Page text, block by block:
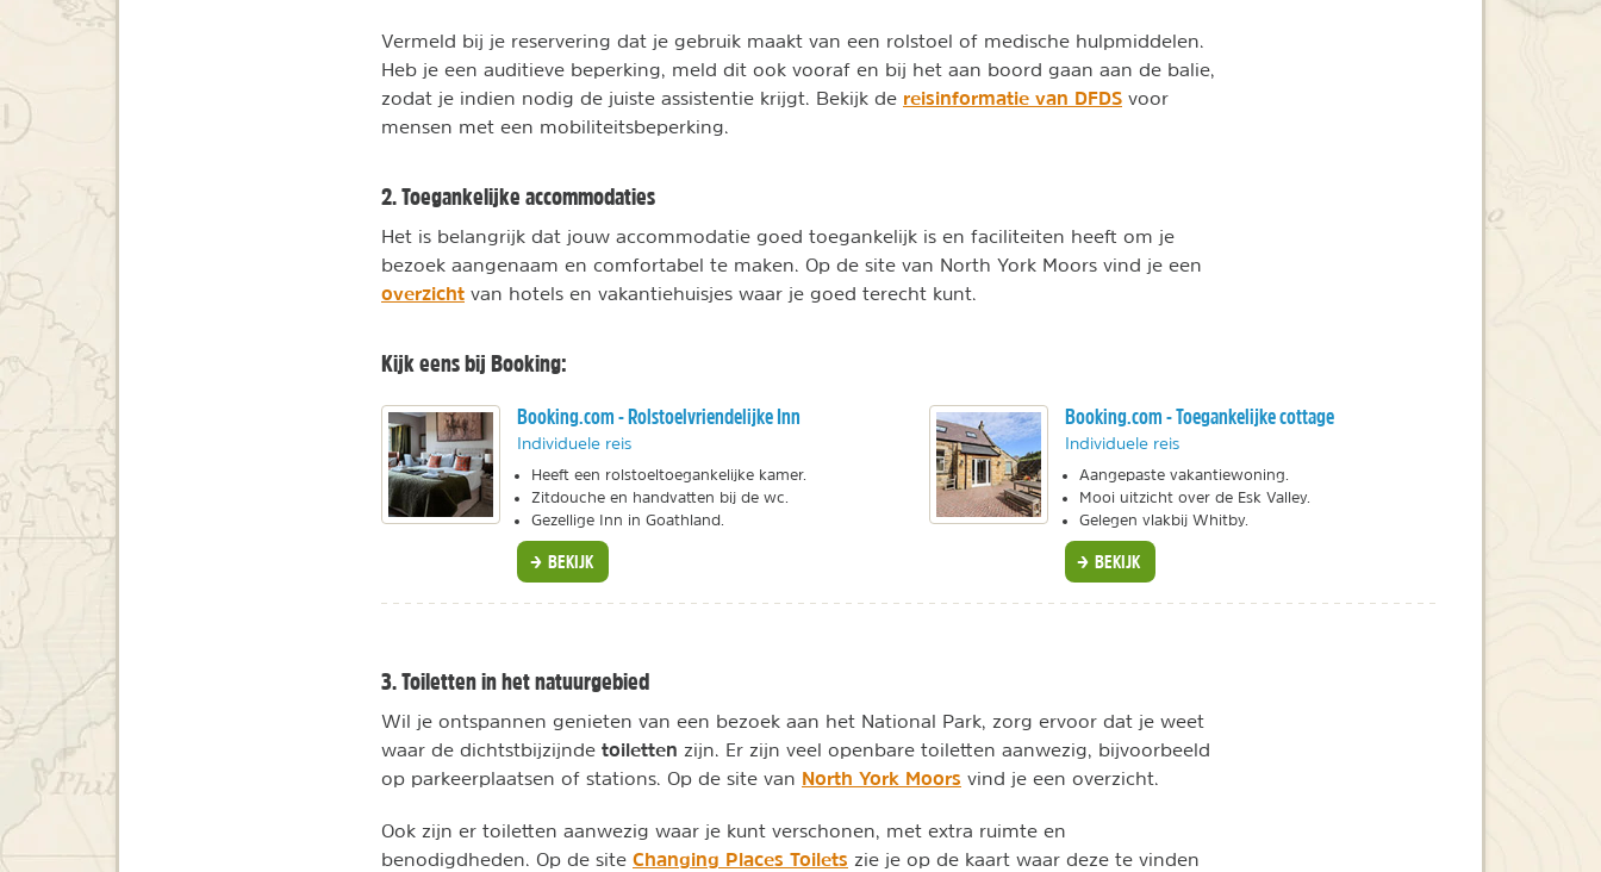
Vermeld bij je reservering dat je gebruik maakt van een rolstoel of medische hulpmiddelen.
Heb je een auditieve beperking, meld dit ook vooraf en bij het aan boord gaan aan de balie,
zodat je indien nodig de juiste assistentie krijgt. Bekijk de reisinformatie van DFDS voor
mensen met een mobiliteitsbeperking.
2. Toegankelijke accommodaties
Het is belangrijk dat jouw accommodatie goed toegankelijk is en faciliteiten heeft om je
bezoek aangenaam en comfortabel te maken. Op de site van North York Moors vind je een
overzicht van hotels en vakantiehuisjes waar je goed terecht kunt.
Kijk eens bij Booking:
Booking.com - Rolstoelvriendelijke Inn
Individuele reis
Heeft een rolstoeltoegankelijke kamer.
Zitdouche en handvatten bij de wc.
Gezellige Inn in Goathland.
BEKIJK
Booking.com - Toegankelijke cottage
Individuele reis
Aangepaste vakantiewoning.
Mooi uitzicht over de Esk Valley.
Gelegen vlakbij Whitby.
BEKIJK
3. Toiletten in het natuurgebied
Wil je ontspannen genieten van een bezoek aan het National Park, zorg ervoor dat je weet
waar de dichtstbijzijnde toiletten zijn. Er zijn veel openbare toiletten aanwezig, bijvoorbeeld
op parkeerplaatsen of stations. Op de site van North York Moors vind je een overzicht.
Ook zijn er toiletten aanwezig waar je kunt verschonen, met extra ruimte en
benodigdheden. Op de site Changing Places Toilets zie je op de kaart waar deze te vinden